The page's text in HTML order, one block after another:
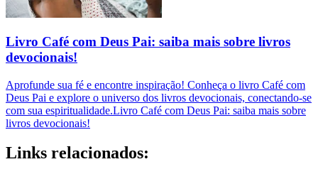
Livro Café com Deus Pai: saiba mais sobre livros
devocionais!
Aprofunde sua fé e encontre inspiração! Conheça o livro Café com
Deus Pai e explore o universo dos livros devocionais, conectando-se
com sua espiritualidade.Livro Café com Deus Pai: saiba mais sobre
livros devocionais!
Links relacionados: